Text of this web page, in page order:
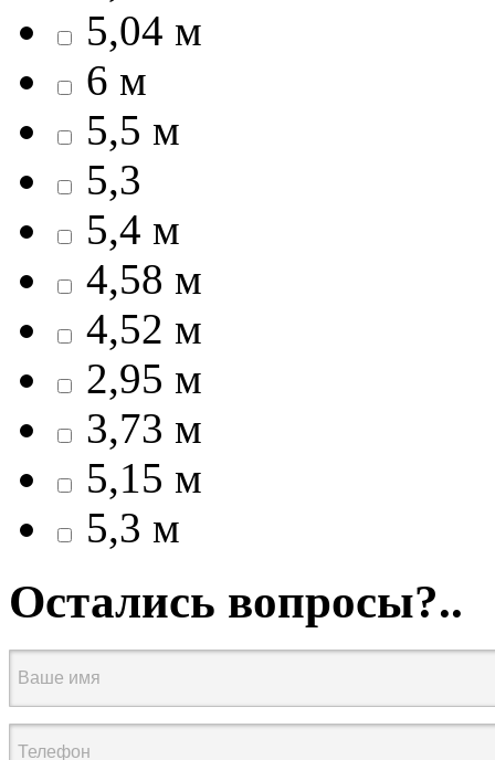
5,04 м
6 м
5,5 м
5,3
5,4 м
4,58 м
4,52 м
2,95 м
3,73 м
5,15 м
5,3 м
Остались вопросы?..